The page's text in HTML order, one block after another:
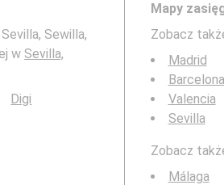
Sewilla,
w Sevilla,
Digi
Mapy
Zobacz
Madrid
Barcelona
Valencia
Sevilla
Zobacz
Málaga